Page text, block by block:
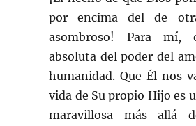
por encima del de
asombroso! Para mí,
absoluta del poder del
humanidad. Que Él nos
vida de Su propio Hijo es
maravillosa más allá